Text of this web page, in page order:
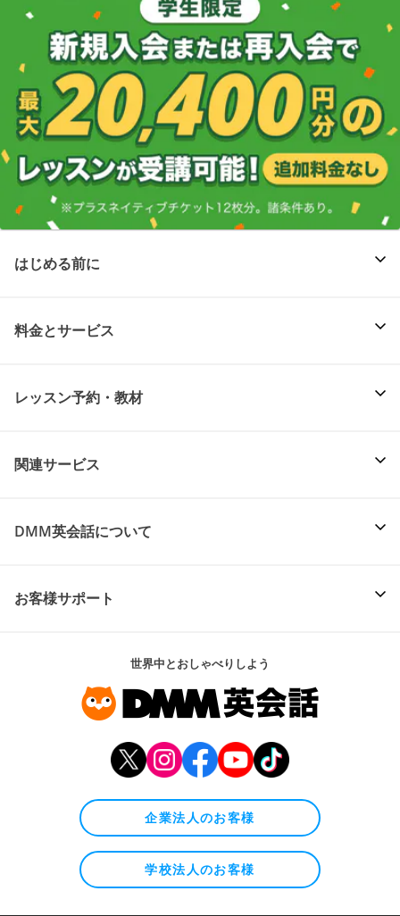
はじめる前に
料金とサービス
レッスン予約・教材
関連サービス
DMM英会話について
お客様サポート
世界中とおしゃべりしよう
企業法人のお客様
学校法人のお客様